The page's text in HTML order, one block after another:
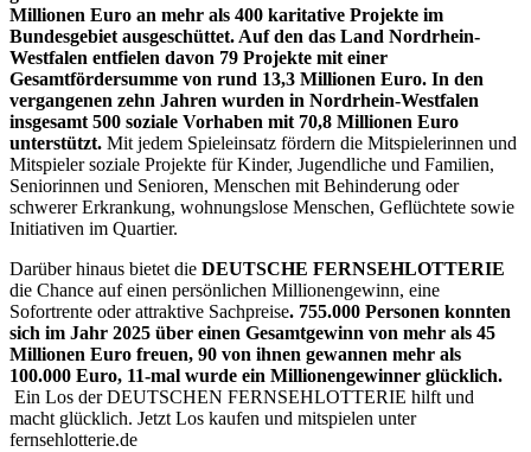
Millionen Euro an mehr als 400 karitative Projekte im
Bundesgebiet ausgeschüttet. Auf den das Land Nordrhein-
Westfalen entfielen davon 79 Projekte mit einer
Gesamtfördersumme von rund 13,3 Millionen Euro. In den
vergangenen zehn Jahren wurden in Nordrhein-Westfalen
insgesamt 500 soziale Vorhaben mit 70,8 Millionen Euro
unterstützt. Mit jedem Spieleinsatz fördern die Mitspielerinnen und
Mitspieler soziale Projekte für Kinder, Jugendliche und Familien,
Seniorinnen und Senioren, Menschen mit Behinderung oder
schwerer Erkrankung, wohnungslose Menschen, Geflüchtete sowie
Initiativen im Quartier.
Darüber hinaus bietet die DEUTSCHE FERNSEHLOTTERIE
die Chance auf einen persönlichen Millionengewinn, eine
Sofortrente oder attraktive Sachpreise. 755.000 Personen konnten
sich im Jahr 2025 über einen Gesamtgewinn von mehr als 45
Millionen Euro freuen, 90 von ihnen gewannen mehr als
100.000 Euro, 11-mal wurde ein Millionengewinner glücklich.
Ein Los der DEUTSCHEN FERNSEHLOTTERIE hilft und
macht glücklich. Jetzt Los kaufen und mitspielen unter
fernsehlotterie.de